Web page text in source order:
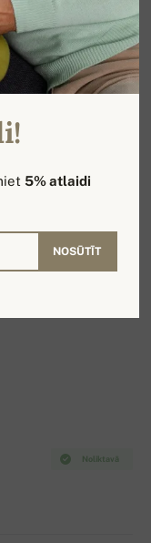
Noliktavā
5% atlaidi
NOSŪTĪT